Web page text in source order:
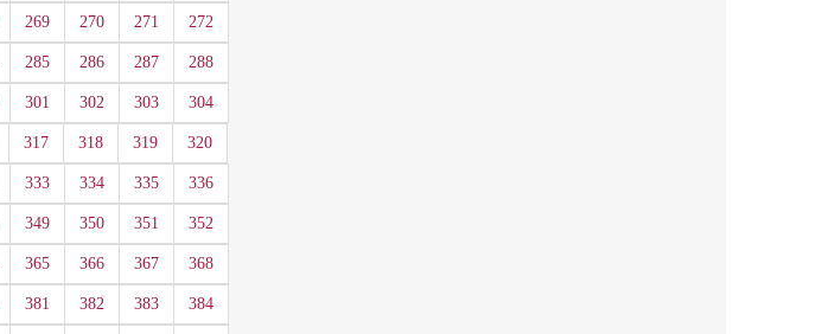
269 270 271 272
285 286 287 288
301 302 303 304
317 318 319 320
333 334 335 336
349 350 351 352
365 366 367 368
381 382 383 384